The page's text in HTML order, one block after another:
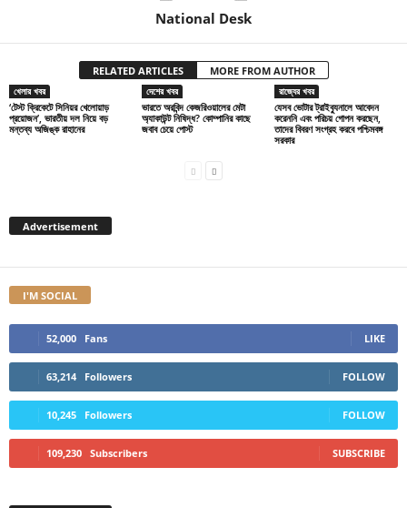
National Desk
RELATED ARTICLES MORE FROM AUTHOR
খেলার খবর
‘টেস্ট ক্রিকেটে সিনিয়র খেলোয়াড়
প্রয়োজন’, ভারতীয় দল নিয়ে বড়
মন্তব্য অজিঙ্ক রাহানের
দেশের খবর
ভারতে অরবিন্দ কেজরিওয়ালের মেটা
অ্যাকাউন্ট নিষিদ্ধ? কোম্পানির কাছে
জবাব চেয়ে পোস্ট
রাজ্যের খবর
যেসব ভোটার ট্রাইব্যুনালে আবেদন
করেননি এবং পরিচয় গোপন করছেন,
তাদের বিবরণ সংগ্রহ করবে পশ্চিমবঙ্গ
সরকার
Advertisement
I'M SOCIAL
52,000 Fans LIKE
63,214 Followers FOLLOW
10,245 Followers FOLLOW
109,230 Subscribers SUBSCRIBE